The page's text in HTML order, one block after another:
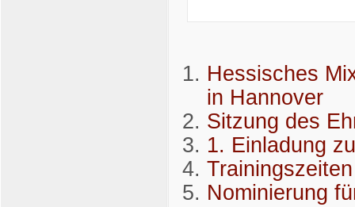
Hessisches
in Hannover
Sitzung des
1. Einladung
Nominierung